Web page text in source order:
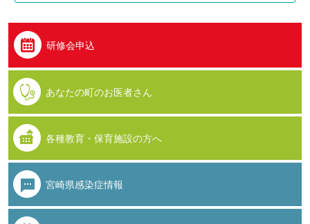
研修会申込
あなたの町のお医者さん
各種教育・保育施設の方へ
宮崎県感染症情報